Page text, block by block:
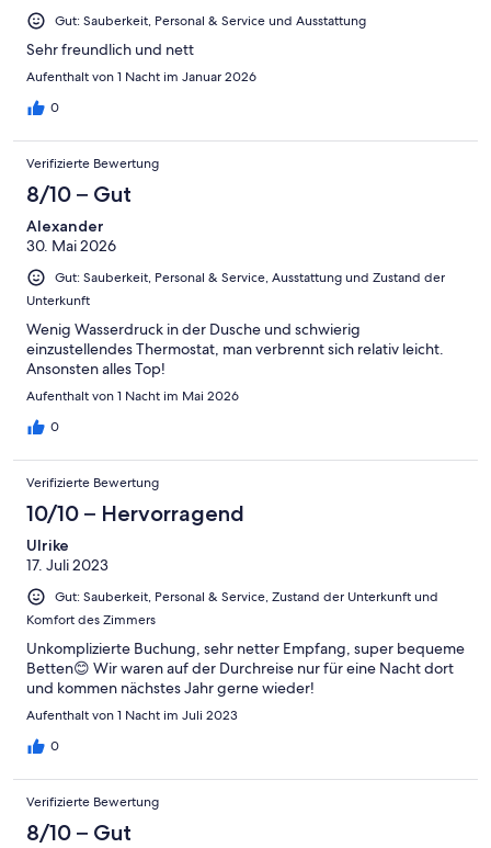
Ungenügend
Gut: Sauberkeit, Personal & Service und Ausstattung
Sehr freundlich und nett
Aufenthalt von 1 Nacht im Januar 2026
0
Verifizierte Bewertung
8/10 – Gut
Alexander
30. Mai 2026
Gut: Sauberkeit, Personal & Service, Ausstattung und Zustand der
Unterkunft
Wenig Wasserdruck in der Dusche und schwierig
einzustellendes Thermostat, man verbrennt sich relativ leicht.
Ansonsten alles Top!
Aufenthalt von 1 Nacht im Mai 2026
0
Verifizierte Bewertung
10/10 – Hervorragend
Ulrike
17. Juli 2023
Gut: Sauberkeit, Personal & Service, Zustand der Unterkunft und
Komfort des Zimmers
Unkomplizierte Buchung, sehr netter Empfang, super bequeme
Betten😊 Wir waren auf der Durchreise nur für eine Nacht dort
und kommen nächstes Jahr gerne wieder!
Aufenthalt von 1 Nacht im Juli 2023
0
Verifizierte Bewertung
8/10 – Gut